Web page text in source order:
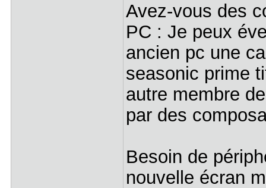
Avez-vous des
PC : Je peux
ancien pc une
seasonic prime
autre membre
par des
Besoin de
nouvelle écran